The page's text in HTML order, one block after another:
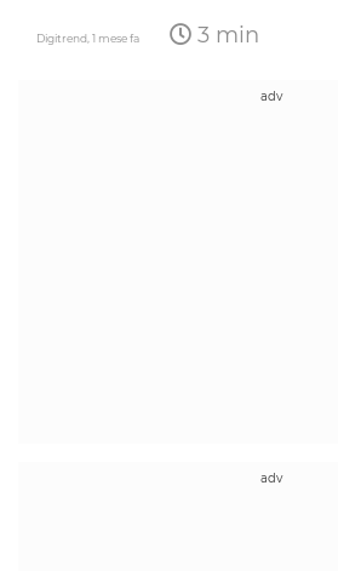
Digitrend,1 mese fa 3 min